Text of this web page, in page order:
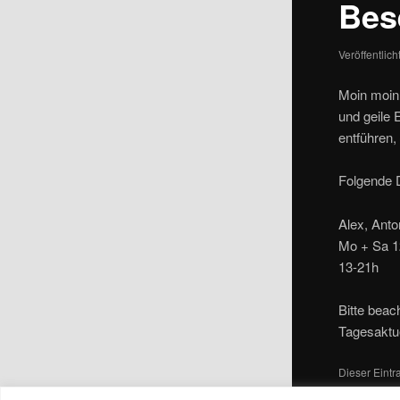
Moin
und geile
Folgende
Alex,
Mo + Sa
13-21h
Bitte
Dieser